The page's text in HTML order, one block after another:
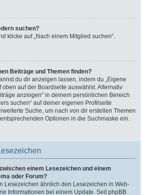
suchen?
klicke auf „Nach einem Mitglied suchen“.
Beiträge und Themen finden?
du dir anzeigen lassen, indem du „Eigene
oben auf der Boardseite auswählst. Alternativ
anzeigen“ in deinem persönlichen Bereich
suchen“ auf deiner eigenen Profilseite
Suche, um nach von dir erstellen Themen
Optionen in die Suchmaske ein.
einem Lesezeichen und einem
oder Forum?
Lesezeichen ähnlich den Lesezeichen in Web-
Informationen bei einem Update. Seit phpBB